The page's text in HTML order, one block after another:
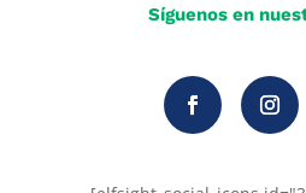
Síguenos en